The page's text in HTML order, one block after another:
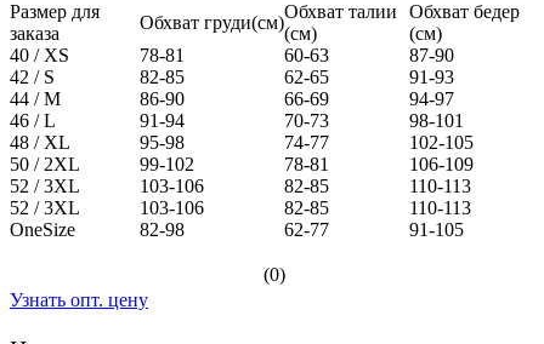
Размер для
заказа
Обхват груди(см)
Обхват талии
(см)
Обхват бедер
(см)
40 / XS
78-81 60-63
87-90
42 / S
82-85 62-65
91-93
44 / M
86-90 66-69
94-97
46 / L
91-94 70-73
98-101
48 / XL
95-98 74-77
102-105
50 / 2XL
99-102 78-81
106-109
52 / 3XL
103-106 82-85
110-113
52 / 3XL
103-106 82-85
110-113
OneSize
82-98 62-77 91-105
(0)
Узнать опт. цену